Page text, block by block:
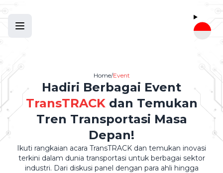
Home/Event
Hadiri Berbagai Event
TransTRACKdan Temukan
Tren Transportasi Masa
Depan!
Ikuti rangkaian acara TransTRACK dan temukan inovasi
terkini dalam dunia transportasi untuk berbagai sektor
industri. Dari diskusi panel dengan para ahli hingga